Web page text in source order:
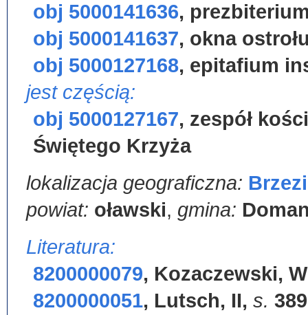
obj 5000141636,
obj 5000141637, okna
obj 5000127168, epitafium
jest częścią:
obj 5000127167, zespół
Świętego Krzyża
lokalizacja geograficzna:
powiat: oławski, gmina:
Literatura:
8200000079, Kozaczewski,
8200000051, Lutsch, II, s. 389